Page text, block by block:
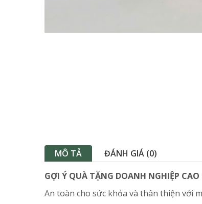
MÔ TẢ
ĐÁNH GIÁ (0)
GỢI Ý QUÀ TẶNG DOANH NGHIỆP CAO
An toàn cho sức khỏa và thân thiện với